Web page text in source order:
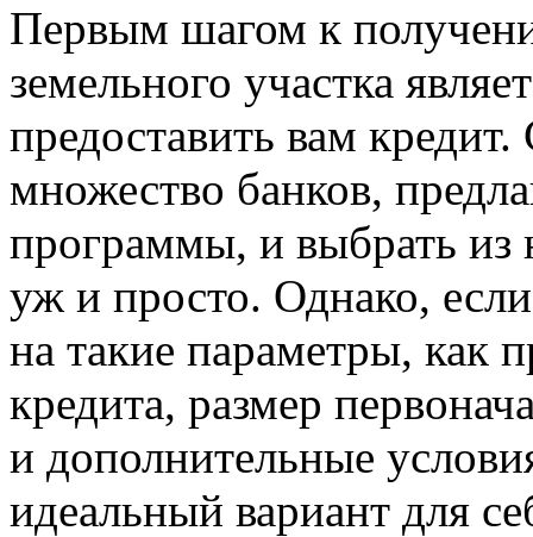
Первым шагом к
земельного участка
предоставить вам
множество банков,
программы, и выбрать
уж и просто. Однако,
на такие параметры, как
кредита, размер
и дополнительные
идеальный вариант для